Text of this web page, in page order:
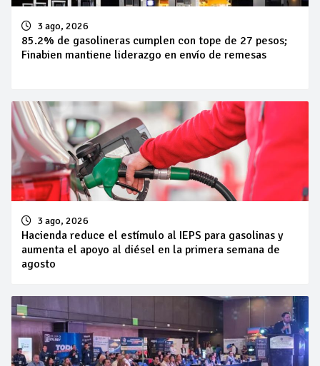
3 ago, 2026
85.2% de gasolineras cumplen con tope de 27 pesos;
Finabien mantiene liderazgo en envío de remesas
3 ago, 2026
Hacienda reduce el estímulo al IEPS para gasolinas y
aumenta el apoyo al diésel en la primera semana de
agosto